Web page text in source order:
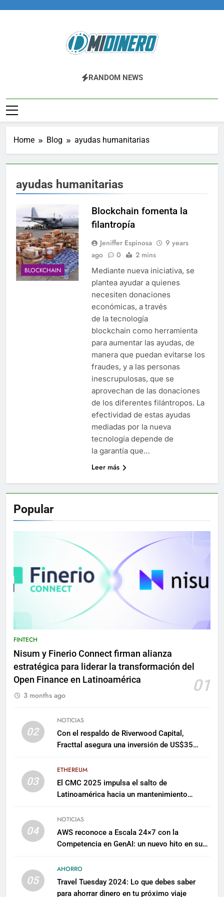
Midinero.co
Fintech, Criptomonedas
RANDOM NEWS
Home Blog ayudas humanitarias
ayudas humanitarias
BLOCKCHAIN
Blockchain fomenta la
filantropía
Jeniffer Espinosa
9 years
ago
0 2 mins
Mediante nueva iniciativa, se
plantea ayudar a quienes
necesiten donaciones
económicas, a través
de la tecnología
blockchain como herramienta
para aumentar las ayudas, de
manera que puedan evitarse los
fraudes, y a las personas
inescrupulosas, que se
aprovechan de las donaciones
de los diferentes filántropos. La
efectividad de estas ayudas
mediadas por la nueva
tecnología depende de
la garantía que…
Leer más
Popular
FINTECH
Nisum y Finerio Connect firman alianza
estratégica para liderar la transformación del
Open Finance en Latinoamérica
01
3 months ago
02
NOTICIAS
Con el respaldo de Riverwood Capital,
Fracttal asegura una inversión de US$35
03
ETHEREUM
El CMC 2025 impulsa el salto de
Latinoamérica hacia un mantenimiento
04
NOTICIAS
AWS reconoce a Escala 24×7 con la
Competencia en GenAI: un nuevo hito en su
05
AHORRO
Travel Tuesday 2024: Lo que debes saber
para ahorrar dinero en tu próximo viaje